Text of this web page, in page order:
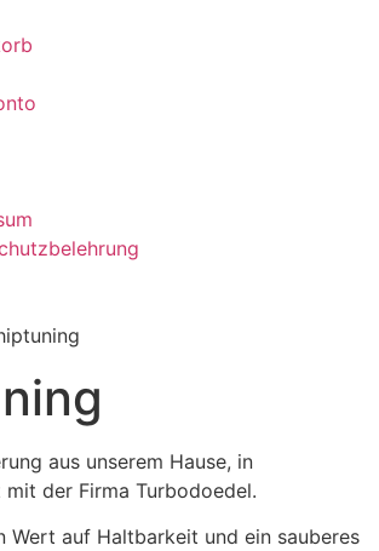
aus unserem Hause, in
mit der Firma Turbodoedel.
Wert auf Haltbarkeit und ein sauberes